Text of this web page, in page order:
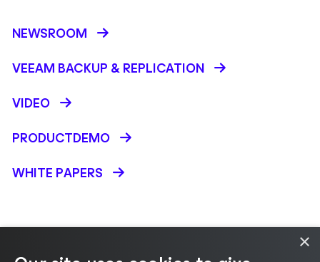
NEWSROOM
VEEAM BACKUP &REPLICATION
VIDEO
PRODUCTDEMO
WHITE PAPERS
×